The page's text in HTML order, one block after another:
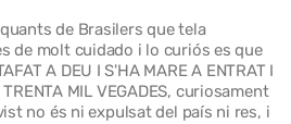
de Brasilers que tela
de molt cuidado i lo curiós es que
A DEU I S'HA MARE A ENTRAT I
TRENTA MIL VEGADES, curiosament
no és ni expulsat del país ni res, i